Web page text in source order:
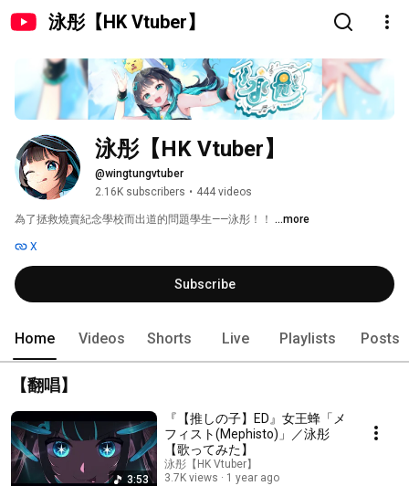
泳彤【HK Vtuber】
泳彤【HK Vtuber】
@wingtungvtuber
2.16K subscribers • 444 videos
為了拯救燒賣紀念學校而出道的問題學生——泳彤！！ ...more
X
Subscribe
Home Videos Shorts Live Playlists Posts
【翻唱】
3:53
『【推しの子】ED』女王蜂「メ
フィスト(Mephisto)」／泳彤
【歌ってみた】
泳彤【HK Vtuber】
3.7K views
1 year ago